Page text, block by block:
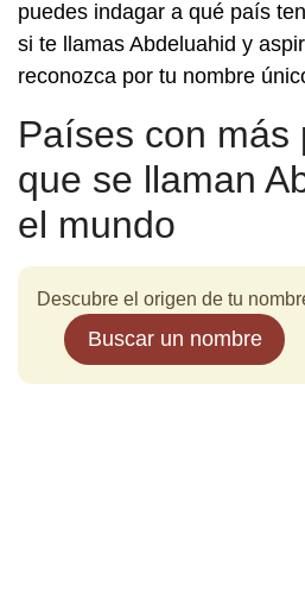
puedes indagar a qué país
si te llamas Abdeluahid y
reconozca por tu nombre
Países con más
que se llaman
el mundo
Descubre el origen de tu
Buscar un nombre